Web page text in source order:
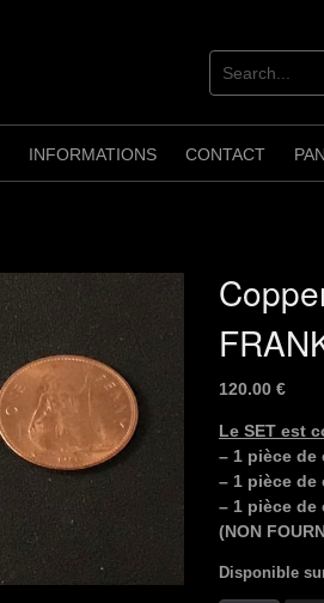
INFORMATIONS CONTACT
120.00 €
Le SET est
– 1 pièce de
– 1 pièce
– 1 pièce de
(NON
Disponible